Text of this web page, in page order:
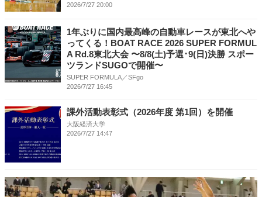
2026/7/27 20:00
1年ぶりに国内最⾼峰の⾃動⾞レースが東北へや
ってくる！BOAT RACE 2026 SUPER FORMUL
A Rd.8東北⼤会 〜8/8(⼟)予選･9(⽇)決勝 スポー
ツランドSUGOで開催〜
SUPER FORMULA／SFgo
2026/7/27 16:45
課外活動表彰式（2026年度 第1回）を開催
大阪経済大学
2026/7/27 14:47